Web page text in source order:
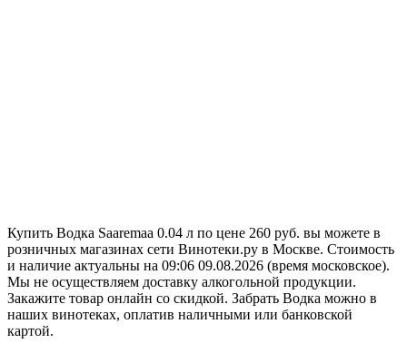
Купить Водка Saaremaa 0.04 л по цене 260 руб. вы можете в
розничных магазинах сети Винотеки.ру в Москве. Стоимость
и наличие актуальны на 09:06 09.08.2026 (время московское).
Мы не осуществляем доставку алкогольной продукции.
Закажите товар онлайн со скидкой. Забрать Водка можно в
наших винотеках, оплатив наличными или банковской
картой.